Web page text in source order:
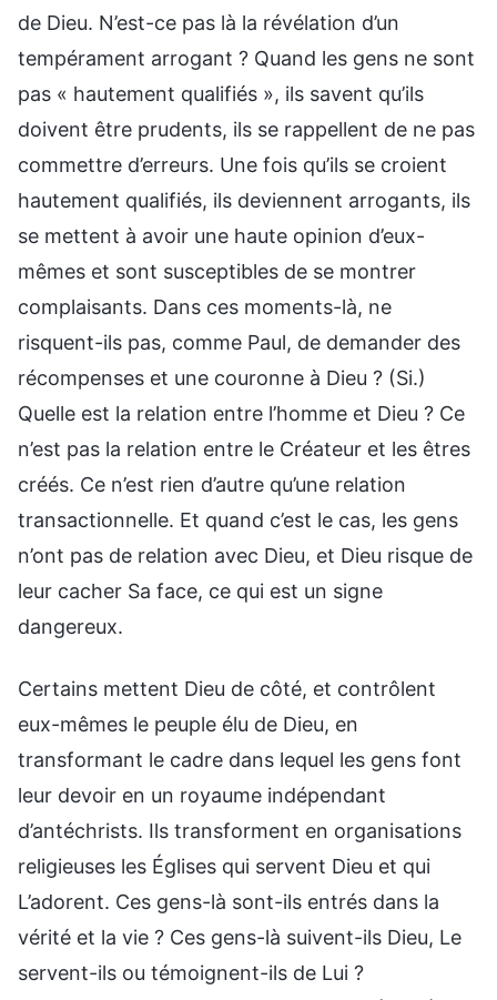
de Dieu. N’est-ce pas là la révélation d’un
tempérament arrogant ? Quand les gens ne sont
pas « hautement qualifiés », ils savent qu’ils
doivent être prudents, ils se rappellent de ne pas
commettre d’erreurs. Une fois qu’ils se croient
hautement qualifiés, ils deviennent arrogants, ils
se mettent à avoir une haute opinion d’eux-
mêmes et sont susceptibles de se montrer
complaisants. Dans ces moments-là, ne
risquent-ils pas, comme Paul, de demander des
récompenses et une couronne à Dieu ? (Si.)
Quelle est la relation entre l’homme et Dieu ? Ce
n’est pas la relation entre le Créateur et les êtres
créés. Ce n’est rien d’autre qu’une relation
transactionnelle. Et quand c’est le cas, les gens
n’ont pas de relation avec Dieu, et Dieu risque de
leur cacher Sa face, ce qui est un signe
dangereux.
Certains mettent Dieu de côté, et contrôlent
eux-mêmes le peuple élu de Dieu, en
transformant le cadre dans lequel les gens font
leur devoir en un royaume indépendant
d’antéchrists. Ils transforment en organisations
religieuses les Églises qui servent Dieu et qui
L’adorent. Ces gens-là sont-ils entrés dans la
vérité et la vie ? Ces gens-là suivent-ils Dieu, Le
servent-ils ou témoignent-ils de Lui ?